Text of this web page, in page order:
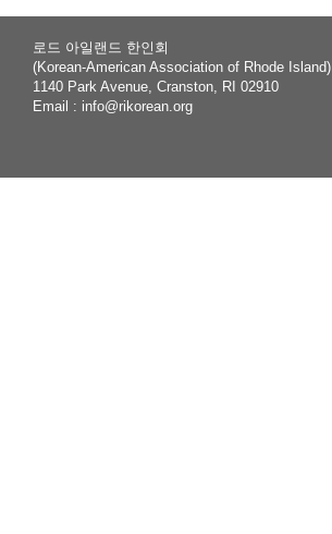
로드 아일랜드 한인회
(Korean-American Association of Rhode Island)
1140 Park Avenue, Cranston, RI 02910
Email : info@rikorean.org